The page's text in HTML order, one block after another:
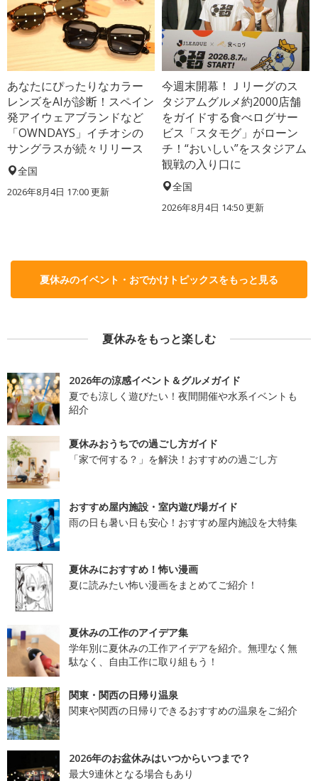
あなたにぴったりなカラー
レンズをAIが診断！スペイン
発アイウェアブランドなど
「OWNDAYS」イチオシの
サングラスが続々リリース
全国
2026年8月4日 17:00更新
今週末開幕！Ｊリーグのス
タジアムグルメ約2000店舗
をガイドする食べログサー
ビス「スタモグ」がローン
チ！“おいしい”をスタジアム
観戦の入り口に
全国
2026年8月4日 14:50更新
夏休みのイベント・おでかけトピックスをもっと見る
夏休みをもっと楽しむ
2026年の涼感イベント＆グルメガイド
夏でも涼しく遊びたい！夜間開催や水系イベントも
紹介
夏休みおうちでの過ごし方ガイド
「家で何する？」を解決！おすすめの過ごし方
おすすめ屋内施設・室内遊び場ガイド
雨の日も暑い日も安心！おすすめ屋内施設を大特集
夏休みにおすすめ！怖い漫画
夏に読みたい怖い漫画をまとめてご紹介！
夏休みの工作のアイデア集
学年別に夏休みの工作アイデアを紹介。無理なく無
駄なく、自由工作に取り組もう！
関東・関西の日帰り温泉
関東や関西の日帰りできるおすすめの温泉をご紹介
2026年のお盆休みはいつからいつまで？
最大9連休となる場合もあり